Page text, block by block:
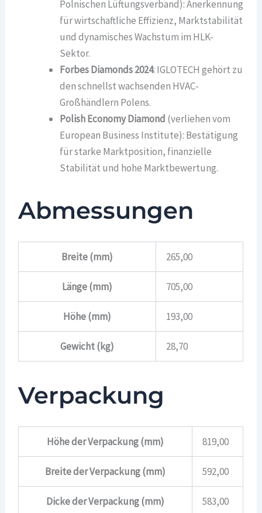
Polnischen Lüftungsverband): Anerkennung
für wirtschaftliche Effizienz, Marktstabilität
und dynamisches Wachstum im HLK-
Sektor.
Forbes Diamonds 2024: IGLOTECH gehört zu
den schnellst wachsenden HVAC-
Großhändlern Polens.
Polish Economy Diamond (verliehen vom
European Business Institute): Bestätigung
für starke Marktposition, finanzielle
Stabilität und hohe Marktbewertung.
Abmessungen
Breite (mm) 265,00
Länge (mm) 705,00
Höhe (mm) 193,00
Gewicht (kg) 28,70
Verpackung
Höhe der Verpackung (mm) 819,00
Breite der Verpackung (mm) 592,00
Dicke der Verpackung (mm) 583,00